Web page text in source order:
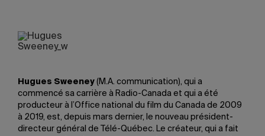
Hugues Sweeney (M.A. communication), qui a
commencé sa carrière à Radio-Canada et qui a été
producteur à l’Office national du film du Canada de 2009
à 2019, est, depuis mars dernier, le nouveau président-
directeur général de Télé-Québec. Le créateur, qui a fait